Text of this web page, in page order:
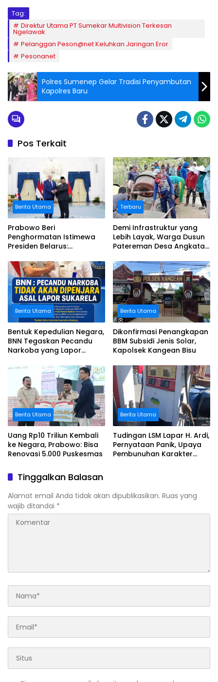
Tag:
Direktur Utama PT Sumekar Multivision Terkesan
Ngelawak
Pelanggan Peson@net Keluhkan Jaringan Eror
Pesonanet
Polres Sumenep Gelar Tradisi Penyambutan
Kapolres Baru
Pos Terkait
Berita Utama
Prabowo Beri
Penghormatan Istimewa
Presiden Belarus:
Negara
Terbaru
Demi Infrastruktur yang
Lebih Layak, Warga Dusun
Patereman Desa Angkatan
Jalan Rusak
Berita Utama
Bentuk Kepedulian Negara,
BNN Tegaskan Pecandu
Narkoba yang Lapor
Dipenjara
Berita Utama
Dikonfirmasi Penangkapan
BBM Subsidi Jenis Solar,
Kapolsek Kangean Bisu
Berita Utama
Uang Rp10 Triliun Kembali
ke Negara, Prabowo: Bisa
Renovasi 5.000 Puskesmas
Berita Utama
Tudingan LSM Lapar H. Ardi,
Pernyataan Panik, Upaya
Pembunuhan Karakter
Tinggalkan Balasan
Alamat email Anda tidak akan dipublikasikan. Ruas yang
wajib ditandai *